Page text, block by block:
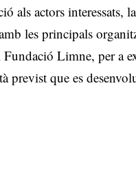
als actors interessats,
les principals
Limne, per a
previst que es